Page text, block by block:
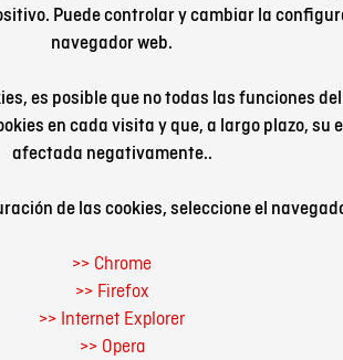
Puede controlar y cambiar la
navegador web.
es posible que no todas las funciones
en cada visita y que, a largo plazo, su
afectada negativamente..
de las cookies, seleccione el
>> Chrome
>> Firefox
>> Internet Explorer
>> Opera